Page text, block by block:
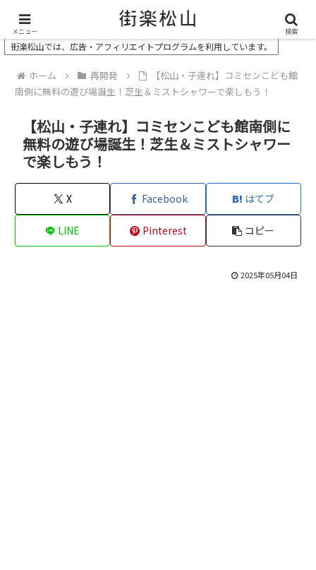
＼ 松山の街を“オモシロク”する地域情報メディア ／
街楽松山では、広告・アフィリエイトプログラムを利用しています。
ホーム 再開発
【松山・子連れ】コミセンこども館
南側に無料の遊び場誕生！芝生＆ミストシャワーで楽しもう！
【松山・子連れ】コミセンこども館南側に
無料の遊び場誕生！芝生＆ミストシャワー
で楽しもう！
X Facebook はてブ
LINE Pinterest コピー
2025年05月04日
メニュー 検索